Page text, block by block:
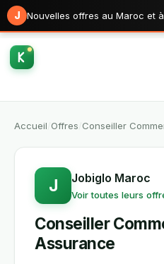
J Nouvelles offres au Maroc et
Accueil Offres Conseiller
J Jobiglo Maroc
Voir toutes leurs
Conseiller
Assurance